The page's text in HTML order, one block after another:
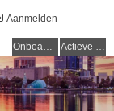
Aanmelden
Onbeantwoorde onderwerpen Actieve onderwerpen